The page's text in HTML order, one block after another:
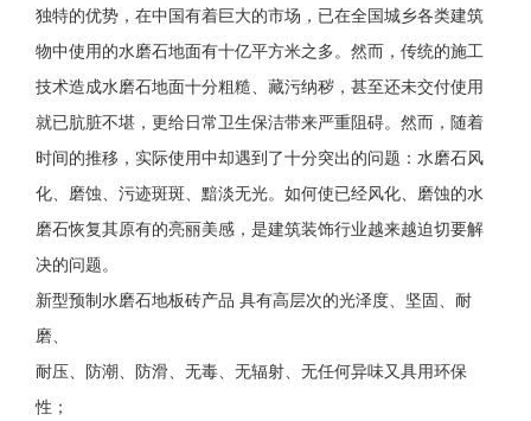
独特的优势，在中国有着巨大的市场，已在全国城乡各类建筑
物中使用的水磨石地面有十亿平方米之多。然而，传统的施工
技术造成水磨石地面十分粗糙、藏污纳秽，甚至还未交付使用
就已肮脏不堪，更给日常卫生保洁带来严重阻碍。然而，随着
时间的推移，实际使用中却遇到了十分突出的问题：水磨石风
化、磨蚀、污迹斑斑、黯淡无光。如何使已经风化、磨蚀的水
磨石恢复其原有的亮丽美感，是建筑装饰行业越来越迫切要解
决的问题。
新型预制水磨石地板砖产品 具有高层次的光泽度、坚固、耐
磨、
耐压、防潮、防滑、无毒、无辐射、无任何异味又具用环保
性；